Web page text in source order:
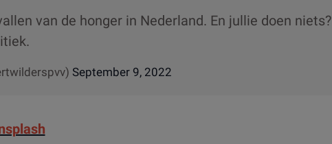
van de honger in Nederland. En jullie doen niets?
September 9, 2022